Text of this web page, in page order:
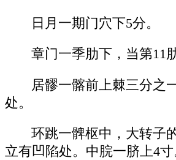
日月一期门穴下5分。
章门一季肋下，当第11
居髎一髂前上棘三分之
处。
环跳一髀枢中，大转子
立有凹陷处。中脘一脐上4寸